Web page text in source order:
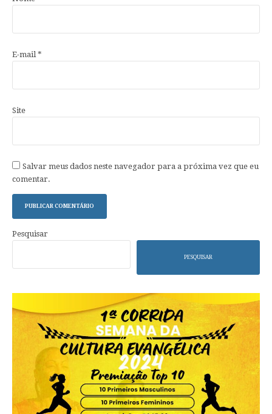
E-mail*
Site
Salvar meus dados neste navegador para a próxima vez que eu
comentar.
Pesquisar
PESQUISAR